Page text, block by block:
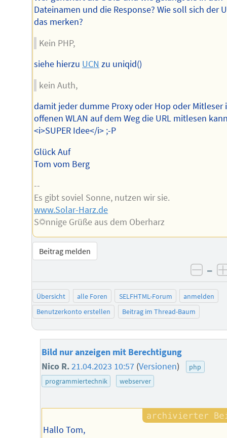
Dateinamen und die Response? Wie soll sich der
das merken?
Kein PHP,
siehe hierzu UCN zu uniqid()
kein Auth,
damit jeder dumme Proxy oder Hop oder Mitleser
offenen WLAN auf dem Weg die URL mitlesen
<i>SUPER Idee</i> ;-P
Glück Auf
Tom vom Berg
--
Es gibt soviel Sonne, nutzen wir sie.
www.Solar-Harz.de
S☼nnige Grüße aus dem Oberharz
Beitrag melden
–
Übersicht alle Foren SELFHTML-Forum
anmelden
Benutzerkonto erstellen
Beitrag im Thread-Baum
Bild nur anzeigen mit Berechtigung
Nico R.21.04.2023 10:57 (Versionen)
php
programmiertechnik
webserver
Hallo Tom,